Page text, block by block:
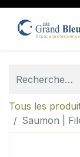
Tous les
Saumon |